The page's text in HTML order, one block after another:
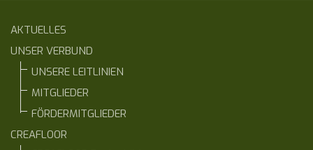
AKTUELLES
UNSER VERBUND
UNSERE LEITLINIEN
MITGLIEDER
FÖRDERMITGLIEDER
CREAFLOOR